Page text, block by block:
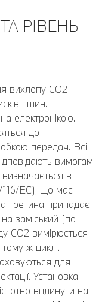
РІВЕНЬ
вихлопу CO2
і шин.
електронікою.
до
передач. Всі
вимогам
в
EC), що має
третина припадає
заміський (по
CO2 вимірюється
ж циклі.
для
Установка
вплинути на